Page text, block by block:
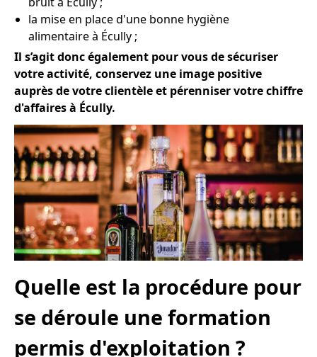
la mise en place d'une bonne hygiène
alimentaire à Écully ;
Il s’agit donc également pour vous de sécuriser
votre activité, conservez une image positive
auprès de votre clientèle et pérenniser votre chiffre
d'affaires à Écully.
Quelle est la procédure pour
se déroule une formation
permis d'exploitation ?